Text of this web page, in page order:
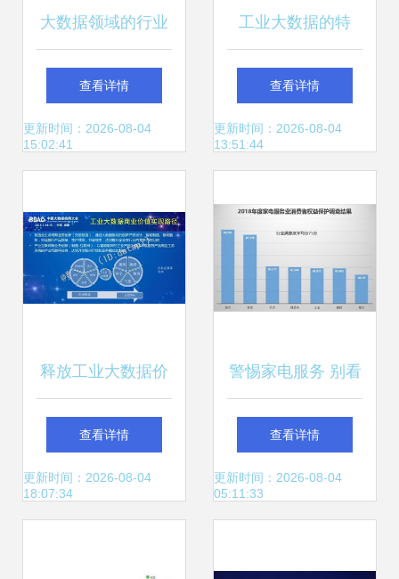
大数据领域的行业
黑马 wakedata惟
客数据完成数千万
查看详情
更新时间：2026-08-04
15:02:41
工业大数据的特
点、价值及其计算
与大数据服务
查看详情
更新时间：2026-08-04
13:51:44
释放工业大数据价
值 清华大学陆薇与
大数据服务的碰撞
查看详情
更新时间：2026-08-04
18:07:34
警惕家电服务 别看
小数据，要善用大
数据
查看详情
更新时间：2026-08-04
05:11:33